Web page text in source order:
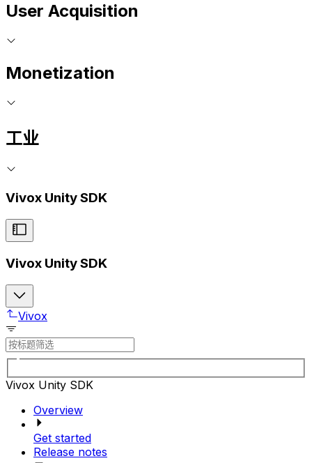
User Acquisition
Monetization
工业
Vivox Unity SDK
Vivox Unity SDK
Vivox
Vivox Unity SDK
Overview
Get started
Release notes